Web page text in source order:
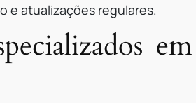
e atualizações regulares.